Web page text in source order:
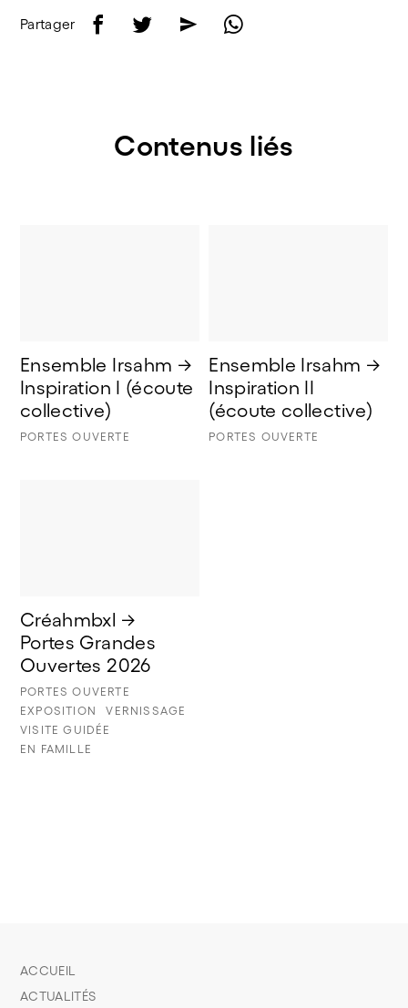
Partager f t e w
Contenus liés
Ensemble Irsahm →
Inspiration I (écoute
collective)
PORTES OUVERTE
Ensemble Irsahm →
Inspiration II
(écoute collective)
PORTES OUVERTE
Créahmbxl →
Portes Grandes
Ouvertes 2026
PORTES OUVERTE
EXPOSITION
VERNISSAGE
VISITE GUIDÉE
EN FAMILLE
ACCUEIL
ACTUALITÉS